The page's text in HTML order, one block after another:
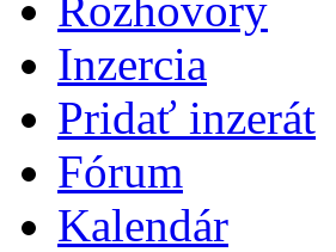
Inzercia
Pridať inzerát
Fórum
Kalendár